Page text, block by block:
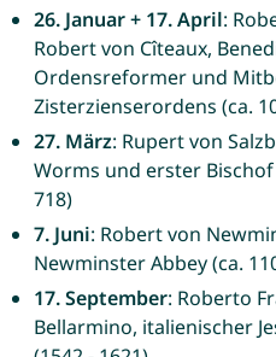
26. Januar + 17. April:
Robert von Cîteaux,
Ordensreformer und
Zisterzienserordens (ca.
27. März: Rupert von
Worms und erster Bischof
718)
7. Juni: Robert von
Newminster Abbey (ca.
17. September: Roberto
Bellarmino, italienischer